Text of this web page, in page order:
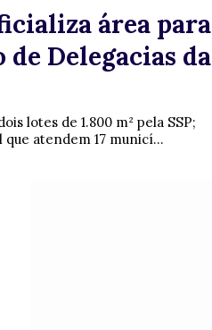
área para
Delegacias da
lotes de 1.800 m² pela SSP;
atendem 17 municí...